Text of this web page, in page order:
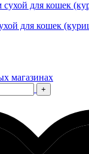
для кошек
магазинах
+